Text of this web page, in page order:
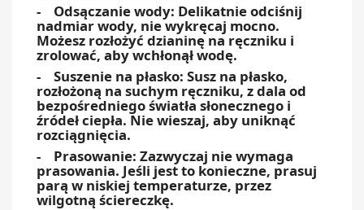
- Odsączanie wody: Delikatnie odciśnij
nadmiar wody, nie wykręcaj mocno.
Możesz rozłożyć dzianinę na ręczniku i
zrolować, aby wchłonął wodę.
- Suszenie na płasko: Susz na płasko,
rozłożoną na suchym ręczniku, z dala od
bezpośredniego światła słonecznego i
źródeł ciepła. Nie wieszaj, aby uniknąć
rozciągnięcia.
- Prasowanie: Zazwyczaj nie wymaga
prasowania. Jeśli jest to konieczne, prasuj
parą w niskiej temperaturze, przez
wilgotną ściereczkę.